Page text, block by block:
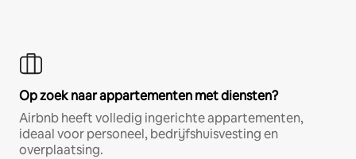
Op zoek naar appartementen met diensten?
Airbnb heeft volledig ingerichte appartementen,
ideaal voor personeel, bedrijfshuisvesting en
overplaatsing.